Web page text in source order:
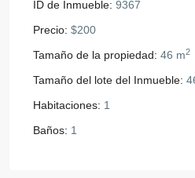
ID de Inmueble: 9367
Precio: $200
Tamaño de la propiedad: 46 m2
Tamaño del lote del Inmueble:
Habitaciones: 1
Baños: 1